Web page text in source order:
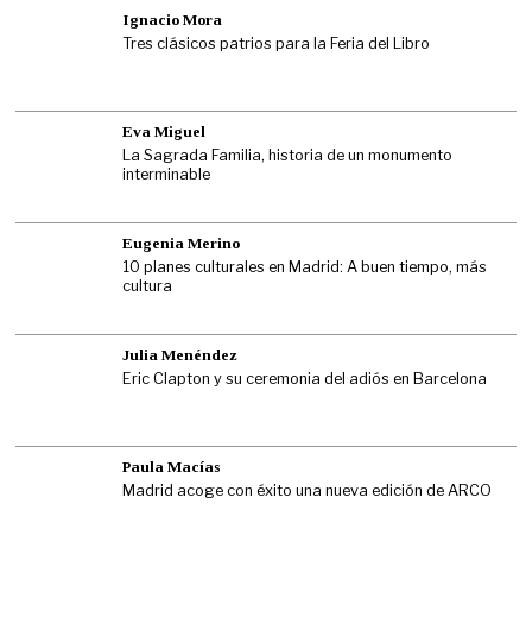
Ignacio Mora
Tres clásicos patrios para la Feria del Libro
Eva Miguel
La Sagrada Familia, historia de un monumento
interminable
Eugenia Merino
10 planes culturales en Madrid: A buen tiempo, más
cultura
Julia Menéndez
Eric Clapton y su ceremonia del adiós en Barcelona
Paula Macías
Madrid acoge con éxito una nueva edición de ARCO